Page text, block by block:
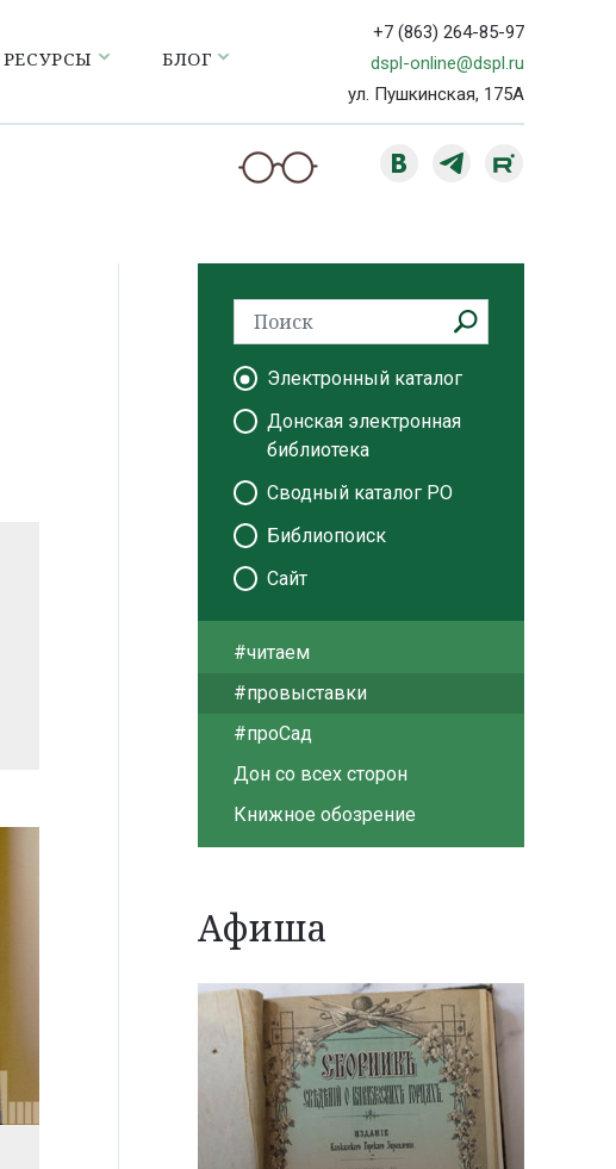
РЕСУРСЫ БЛОГ
+7 (863) 264-85-97
dspl-online@dspl.ru
ул. Пушкинская, 175А
Электронный каталог
Донская электронная
библиотека
Сводный каталог РО
Библиопоиск
Сайт
#читаем
#провыставки
#проСад
Дон со всех сторон
Книжное обозрение
Афиша